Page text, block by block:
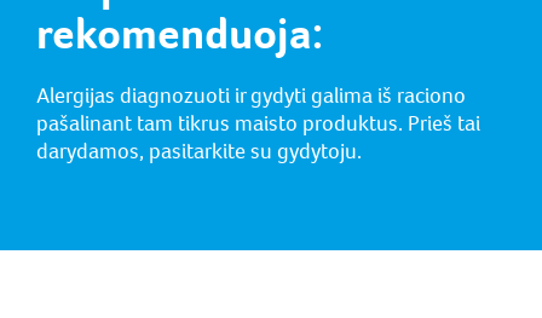
rekomenduoja:
Alergijas diagnozuoti ir gydyti galima iš raciono
pašalinant tam tikrus maisto produktus. Prieš tai
darydamos, pasitarkite su gydytoju.